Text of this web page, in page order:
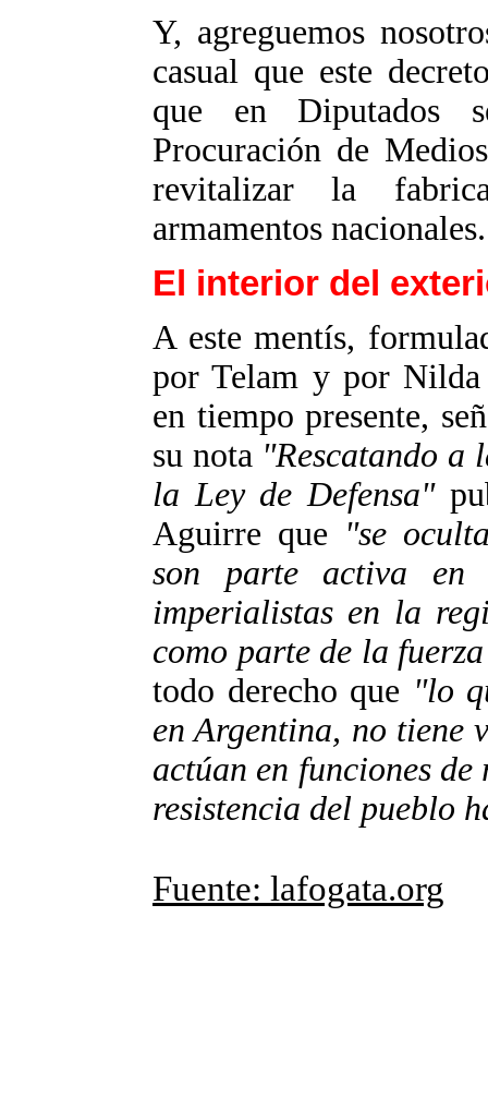
Y, agreguemos
casual que este
que en Diputados
Procuración de
revitalizar la
armamentos nacionales.
El interior del
A este mentís,
por Telam y por Nilda
en tiempo presente,
su nota "Rescatando a
la Ley de Defensa"
Aguirre que "se
son parte activa en
imperialistas en la
como parte de la
todo derecho que "lo
en Argentina, no tiene
actúan en funciones
resistencia del pueblo
Fuente: lafogata.org